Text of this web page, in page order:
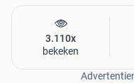
3.110x
bekeken